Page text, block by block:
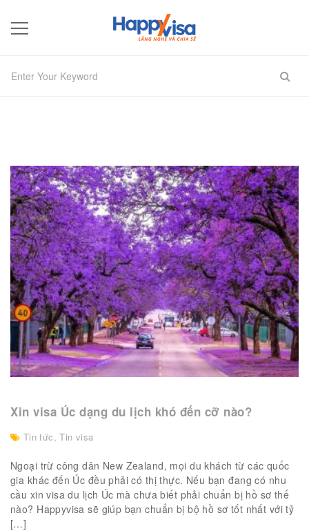
Xin visa Úc dạng du lịch khó đến cỡ nào?
Tin tức,Tin visa
Ngoại trừ công dân New Zealand, mọi du khách từ các quốc
gia khác đến Úc đều phải có thị thực. Nếu bạn đang có nhu
cầu xin visa du lịch Úc mà chưa biết phải chuẩn bị hồ sơ thế
nào? Happyvisa sẽ giúp bạn chuẩn bị bộ hồ sơ tốt nhất với tỷ
[…]